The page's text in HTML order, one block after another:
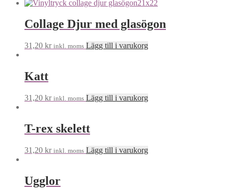
Collage Djur med glasögon
31,20 kr inkl. moms Lägg till i varukorg
Katt
31,20 kr inkl. moms Lägg till i varukorg
T-rex skelett
31,20 kr inkl. moms Lägg till i varukorg
Ugglor